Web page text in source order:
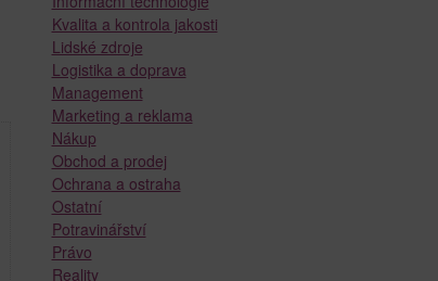
Kvalita a kontrola jakosti
Lidské zdroje
Logistika a doprava
Management
Marketing a reklama
Nákup
Obchod a prodej
Ochrana a ostraha
Ostatní
Potravinářství
Právo
Reality